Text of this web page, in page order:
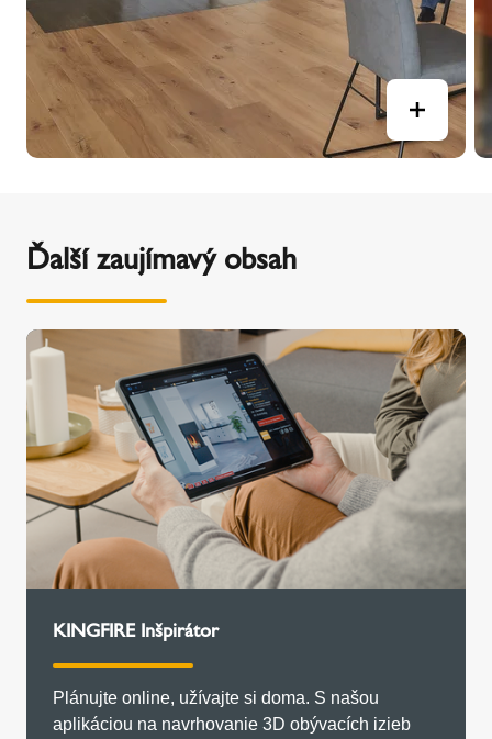
Ďalší zaujímavý obsah
KINGFIRE Inšpirátor
Plánujte online, užívajte si doma. S našou
aplikáciou na navrhovanie 3D obývacích izieb